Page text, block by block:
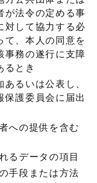
が法令の定める事
対して協力する必
て、本人の同意を
事務の遂行に支障
るとき
るいは公表し、
保護委員会に届出
への提供を含む
るデータの項目
手段または方法